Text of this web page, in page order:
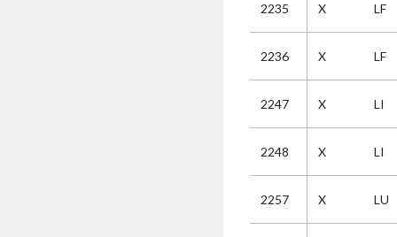
2235 X LF
2236 X LF
2247 X LI
2248 X LI
2257 X LU